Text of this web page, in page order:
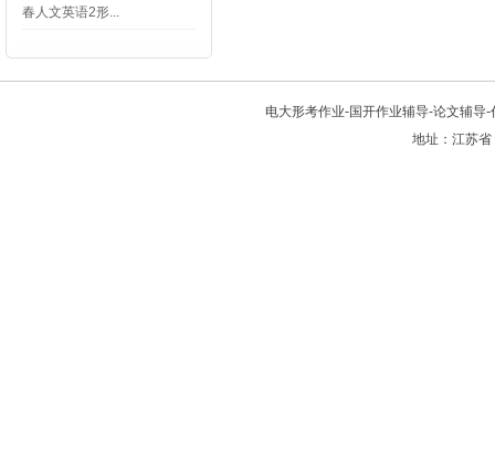
春人文英语2形...
电大形考作业-国开作业辅导-论文辅
地址：江苏